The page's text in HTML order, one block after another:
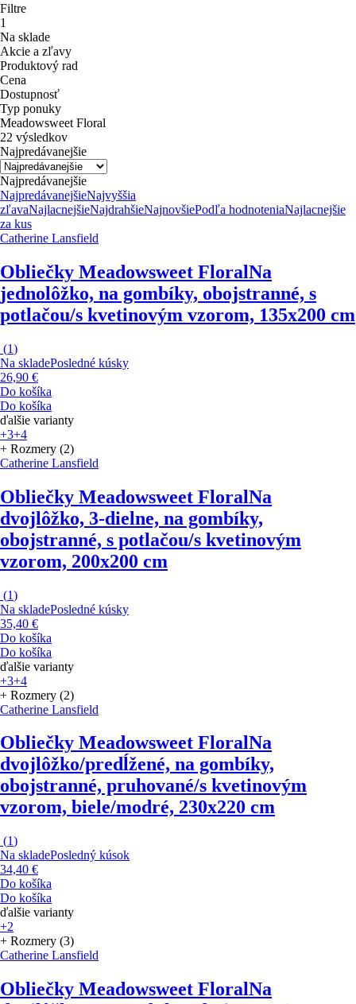
Filtre
1
Na sklade
Akcie a zľavy
Produktový rad
Cena
Dostupnosť
Typ ponuky
Meadowsweet Floral
22 výsledkov
Najpredávanejšie
Najpredávanejšie
NajpredávanejšieNajvyššia
zľavaNajlacnejšieNajdrahšieNajnovšiePodľa hodnoteniaNajlacnejšie
za kus
Catherine Lansfield
Obliečky Meadowsweet FloralNa
jednolôžko, na gombíky, obojstranné, s
potlačou/s kvetinovým vzorom, 135x200 cm
(1)
Na skladePosledné kúsky
26,90 €
Do košíka
Do košíka
ďalšie varianty
+3+4
+ Rozmery (2)
Catherine Lansfield
Obliečky Meadowsweet FloralNa
dvojlôžko, 3-dielne, na gombíky,
obojstranné, s potlačou/s kvetinovým
vzorom, 200x200 cm
(1)
Na skladePosledné kúsky
35,40 €
Do košíka
Do košíka
ďalšie varianty
+3+4
+ Rozmery (2)
Catherine Lansfield
Obliečky Meadowsweet FloralNa
dvojlôžko/predĺžené, na gombíky,
obojstranné, pruhované/s kvetinovým
vzorom, biele/modré, 230x220 cm
(1)
Na skladePosledný kúsok
34,40 €
Do košíka
Do košíka
ďalšie varianty
+2
+ Rozmery (3)
Catherine Lansfield
Obliečky Meadowsweet FloralNa